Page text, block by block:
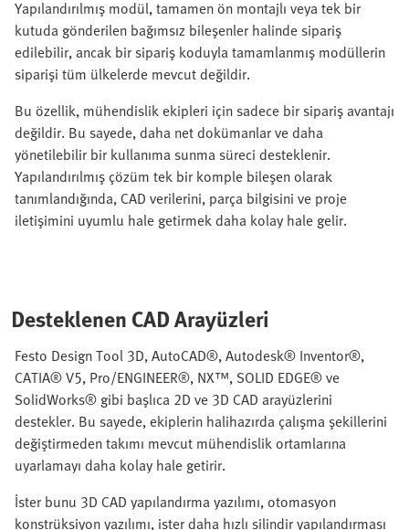
Yapılandırılmış modül, tamamen ön montajlı veya tek bir
kutuda gönderilen bağımsız bileşenler halinde sipariş
edilebilir, ancak bir sipariş koduyla tamamlanmış modüllerin
siparişi tüm ülkelerde mevcut değildir.
Bu özellik, mühendislik ekipleri için sadece bir sipariş avantajı
değildir. Bu sayede, daha net dokümanlar ve daha
yönetilebilir bir kullanıma sunma süreci desteklenir.
Yapılandırılmış çözüm tek bir komple bileşen olarak
tanımlandığında, CAD verilerini, parça bilgisini ve proje
iletişimini uyumlu hale getirmek daha kolay hale gelir.
Desteklenen CAD Arayüzleri
Festo Design Tool 3D, AutoCAD®, Autodesk® Inventor®,
CATIA® V5, Pro/ENGINEER®, NX™, SOLID EDGE® ve
SolidWorks® gibi başlıca 2D ve 3D CAD arayüzlerini
destekler. Bu sayede, ekiplerin halihazırda çalışma şekillerini
değiştirmeden takımı mevcut mühendislik ortamlarına
uyarlamayı daha kolay hale getirir.
İster bunu 3D CAD yapılandırma yazılımı, otomasyon
konstrüksiyon yazılımı, ister daha hızlı silindir yapılandırması